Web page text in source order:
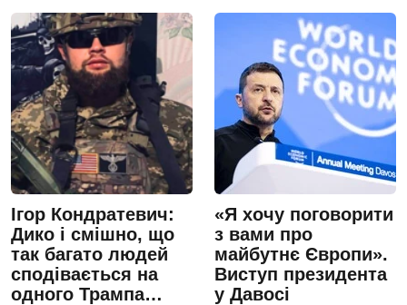
Ігор Кондратевич:
Дико і смішно, що
так багато людей
сподівається на
одного Трампа…
«Я хочу поговорити
з вами про
майбутнє Європи».
Виступ президента
у Давосі